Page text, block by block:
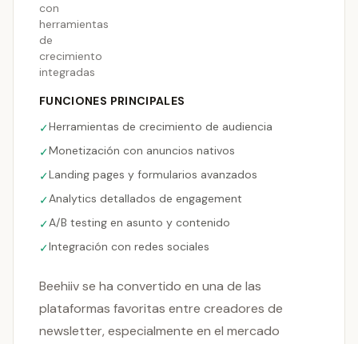
con
herramientas
de
crecimiento
integradas
FUNCIONES PRINCIPALES
✓Herramientas de crecimiento de audiencia
✓Monetización con anuncios nativos
✓Landing pages y formularios avanzados
✓Analytics detallados de engagement
✓A/B testing en asunto y contenido
✓Integración con redes sociales
Beehiiv se ha convertido en una de las
plataformas favoritas entre creadores de
newsletter, especialmente en el mercado